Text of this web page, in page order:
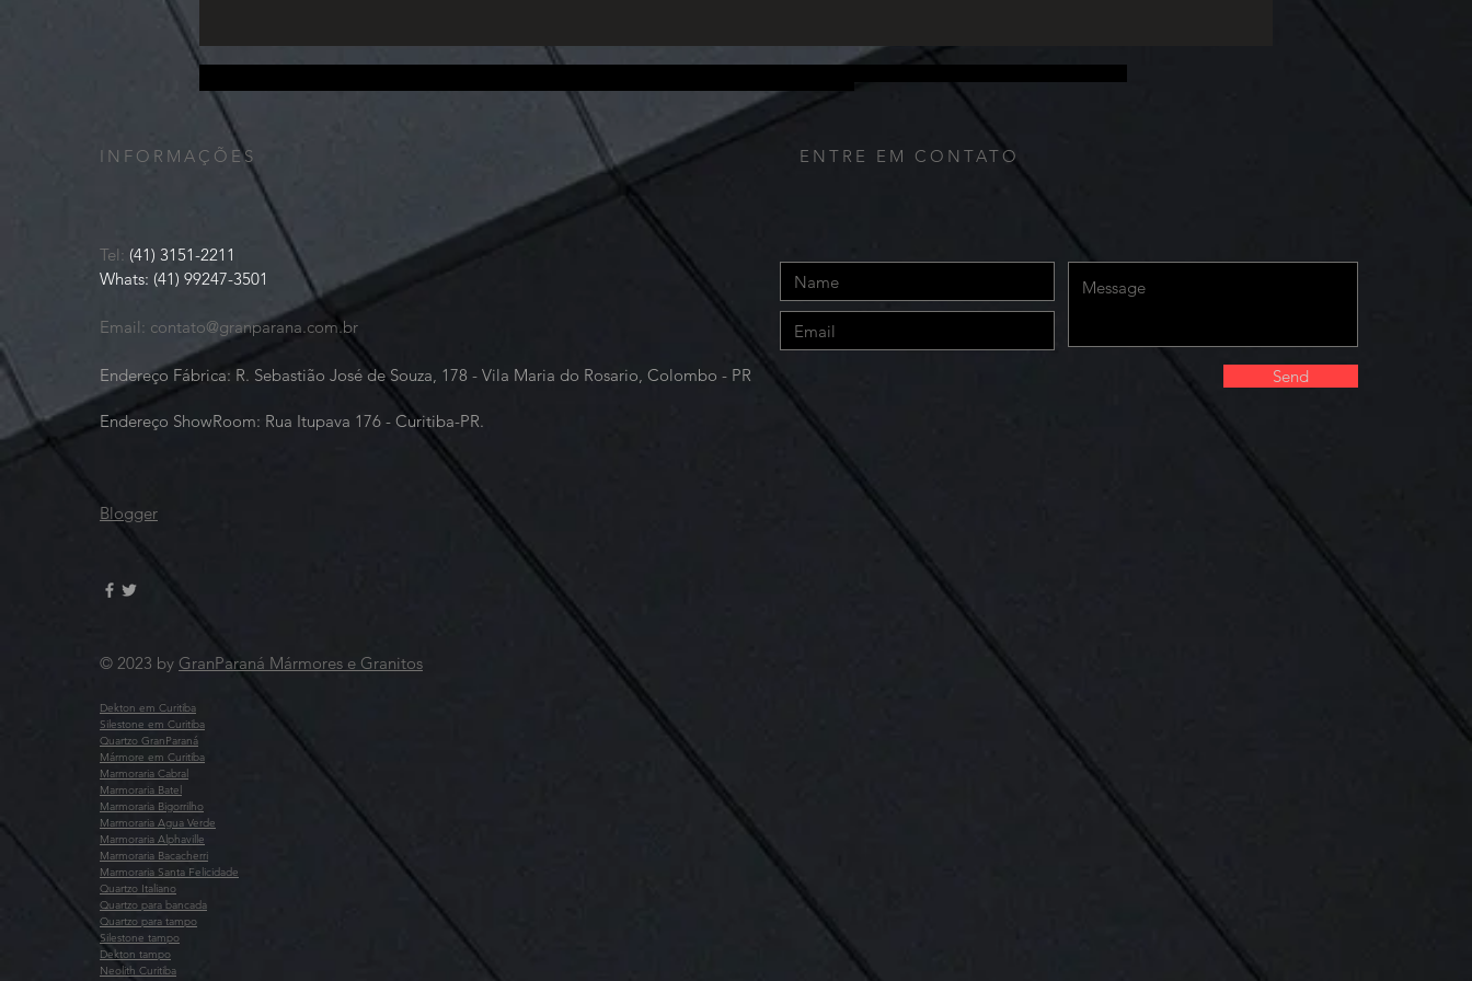
finalização das peças. Uma ma
INFORMAÇÕES
Tel: (41) 3151-2211
Whats: (41) 99247-3501
Email: contato@granparana.com.br
Endereço Fábrica: R. Sebastião José de Souza, 178 - Vila Maria do Rosario, Colombo - PR
Endereço ShowRoom: Rua Itupava 176 - Curitiba-PR.
Blogger
ENTRE EM CONTATO
Send
© 2023 by GranParaná Mármores e Granitos
Dekton em Curitiba
Silestone em Curitiba
Quartzo GranParaná
Mármore em Curitiba
Marmoraria Cabral
Marmoraria Batel
Marmoraria Bigorrilho
Marmoraria Agua Verde
Marmoraria Alphaville
Marmoraria Bacacherri
Marmoraria Santa Felicidade
Quartzo Italiano
Quartzo para bancada
Quartzo para tampo
Silestone tampo
Dekton tampo
Neolith Curitiba